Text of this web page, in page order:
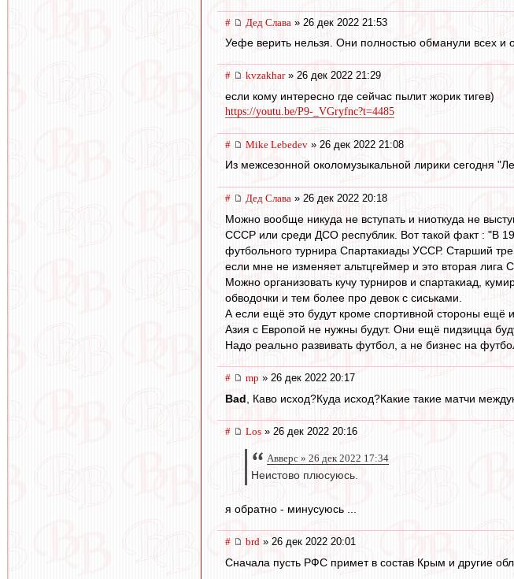
# Дед Слава » 26 дек 2022 21:53
Уефе верить нельзя. Они полностью обманули всех и
# kvzakhar» 26 дек 2022 21:29
если кому интересно где сейчас пылит жорик тигев)
https://youtu.be/P9-_VGryfnc?t=4485
# Mike Lebedev » 26 дек 2022 21:08
Из межсезонной околомузыкальной лирики сегодня
# Дед Слава » 26 дек 2022 20:18
Можно вообще никуда не вступать и ниоткуда не
СССР или среди ДСО республик. Вот такой факт : "В
футбольного турнира Спартакиады УССР. Старший
если мне не изменяет альтцгеймер и это вторая лига
Можно организовать кучу турниров и спартакиад,
обводочки и тем более про девок с сиськами.
А если ещё это будут кроме спортивной стороны ещё
Азия с Европой не нужны будут. Они ещё пидзицца
Надо реально развивать футбол, а не бизнес на
# mp » 26 дек 2022 20:17
Bad , Каво исход?Куда исход?Какие такие матчи
# Los » 26 дек 2022 20:16
Авверс » 26 дек 2022 17:34
Неистово плюсуюсь.
я обратно - минусуюсь ...
# brd » 26 дек 2022 20:01
Сначала пусть РФС примет в состав Крым и другие